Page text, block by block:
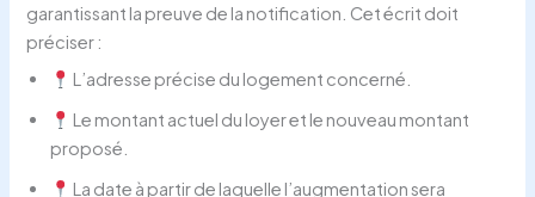
garantissant la preuve de la notification. Cet écrit doit
préciser :
L’adresse précise du logement concerné.
Le montant actuel du loyer et le nouveau montant
proposé.
La date à partir de laquelle l’augmentation sera